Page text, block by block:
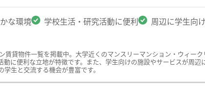
な環境 学校生活・研究活動に便利 周辺に学生向
貸物件一覧を掲載中。大学近くのマンスリーマンション・ウィー
に便利な立地が特徴です。また、学生向けの施設やサービスが周
生と交流する機会が豊富です。